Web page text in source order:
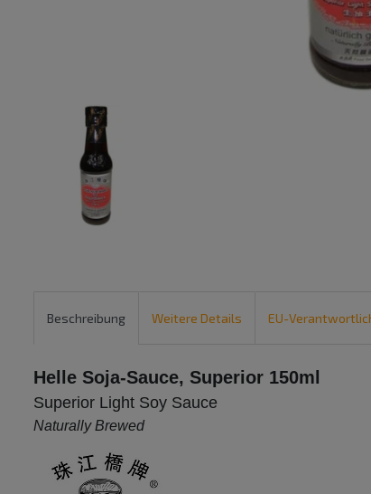
Beschreibung Weitere Details EU-
Helle Soja-Sauce, Superior 150ml
Superior Light Soy Sauce
Naturally Brewed